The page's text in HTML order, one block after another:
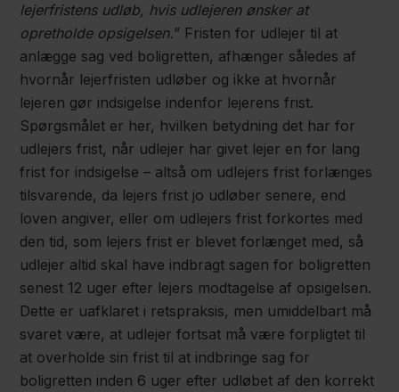
lejerfristens udløb, hvis udlejeren ønsker at
opretholde opsigelsen.” Fristen for udlejer til at
anlægge sag ved boligretten, afhænger således af
hvornår lejerfristen udløber og ikke at hvornår
lejeren gør indsigelse indenfor lejerens frist.
Spørgsmålet er her, hvilken betydning det har for
udlejers frist, når udlejer har givet lejer en for lang
frist for indsigelse – altså om udlejers frist forlænges
tilsvarende, da lejers frist jo udløber senere, end
loven angiver, eller om udlejers frist forkortes med
den tid, som lejers frist er blevet forlænget med, så
udlejer altid skal have indbragt sagen for boligretten
senest 12 uger efter lejers modtagelse af opsigelsen.
Dette er uafklaret i retspraksis, men umiddelbart må
svaret være, at udlejer fortsat må være forpligtet til
at overholde sin frist til at indbringe sag for
boligretten inden 6 uger efter udløbet af den korrekt